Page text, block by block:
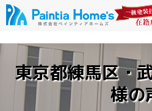
main
content
東京都練馬区・
様の